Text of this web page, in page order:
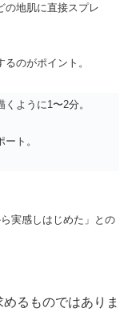
の地肌に直接スプレ
のがポイント。
ように1〜2分。
ト。
実感しはじめた」との
るものではありま